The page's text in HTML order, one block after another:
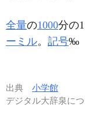
全量の1000分の
ーミル。 記号‰
出典 小学館
デジタル大辞泉に